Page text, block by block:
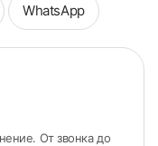
WhatsApp
От звонка до